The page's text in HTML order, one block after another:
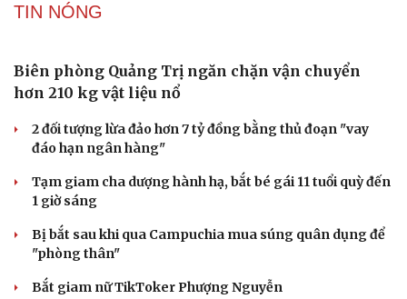
Bê bối thi THPT ở Tuyên Quang, Quảng Trị: Thí
sinh thi thật, học thật bị ảnh hưởng
thực hiện hành vi "Hiếp dâm"
được xem xét giảm nhẹ?
treo, thay thế hình phạt tù